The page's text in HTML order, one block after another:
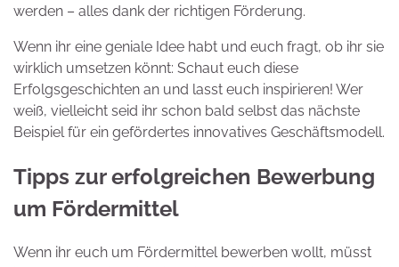
werden – alles dank der richtigen Förderung.
Wenn ihr eine geniale Idee habt und euch fragt, ob ihr sie
wirklich umsetzen könnt: Schaut euch diese
Erfolgsgeschichten an und lasst euch inspirieren! Wer
weiß, vielleicht seid ihr schon bald selbst das nächste
Beispiel für ein gefördertes innovatives Geschäftsmodell.
Tipps zur erfolgreichen Bewerbung
um Fördermittel
Wenn ihr euch um Fördermittel bewerben wollt, müsst